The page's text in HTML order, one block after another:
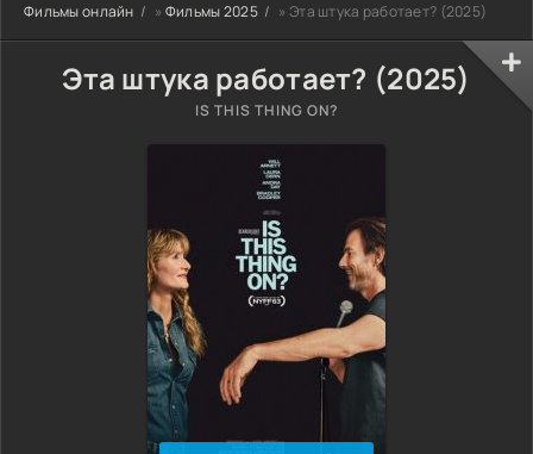
Фильмы онлайн » Фильмы 2025 » Эта штука работает? (2025)
Эта штука работает? (2025)
IS THIS THING ON?